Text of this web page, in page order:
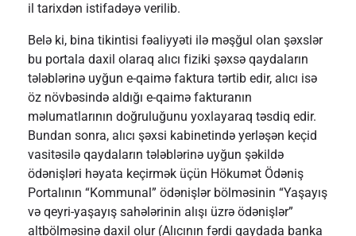
il tarixdən istifadəyə verilib.
Belə ki, bina tikintisi fəaliyyəti ilə məşğul olan şəxslər
bu portala daxil olaraq alıcı fiziki şəxsə qaydaların
tələblərinə uyğun e-qaimə faktura tərtib edir, alıcı isə
öz növbəsində aldığı e-qaimə fakturanın
məlumatlarının doğruluğunu yoxlayaraq təsdiq edir.
Bundan sonra, alıcı şəxsi kabinetində yerləşən keçid
vasitəsilə qaydaların tələblərinə uyğun şəkildə
ödənişləri həyata keçirmək üçün Hökumət Ödəniş
Portalının “Kommunal” ödənişlər bölməsinin “Yaşayış
və qeyri-yaşayış sahələrinin alışı üzrə ödənişlər”
altbölməsinə daxil olur (Alıcının fərdi qaydada banka